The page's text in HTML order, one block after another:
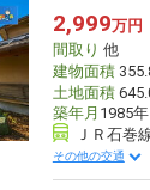
インターホン新
き
2,999万円
間取り 他
建物面積
土地面積
築年月 1985
ＪＲ石巻
その他の交通